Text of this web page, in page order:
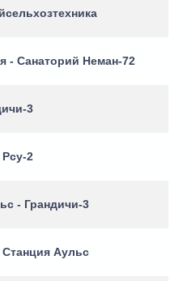
- Санаторий Неман-72
3
Рсу-2
- Грандичи-3
Станция Аульс